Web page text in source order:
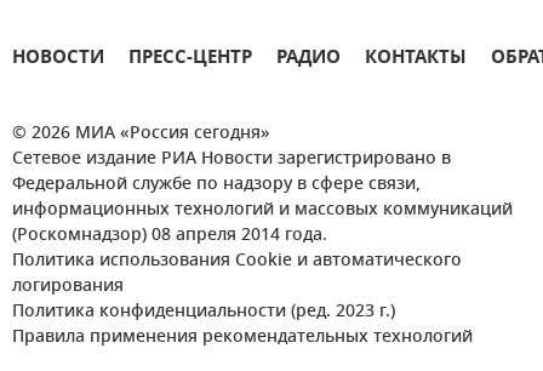
НОВОСТИ ПРЕСС-ЦЕНТР РАДИО КОНТАКТЫ
© 2026 МИА «Россия сегодня»
Сетевое издание РИА Новости зарегистрировано в
Федеральной службе по надзору в сфере связи,
информационных технологий и массовых коммуникаций
(Роскомнадзор) 08 апреля 2014 года.
Политика использования Cookie и автоматического
логирования
Политика конфиденциальности (ред. 2023 г.)
Правила применения рекомендательных технологий